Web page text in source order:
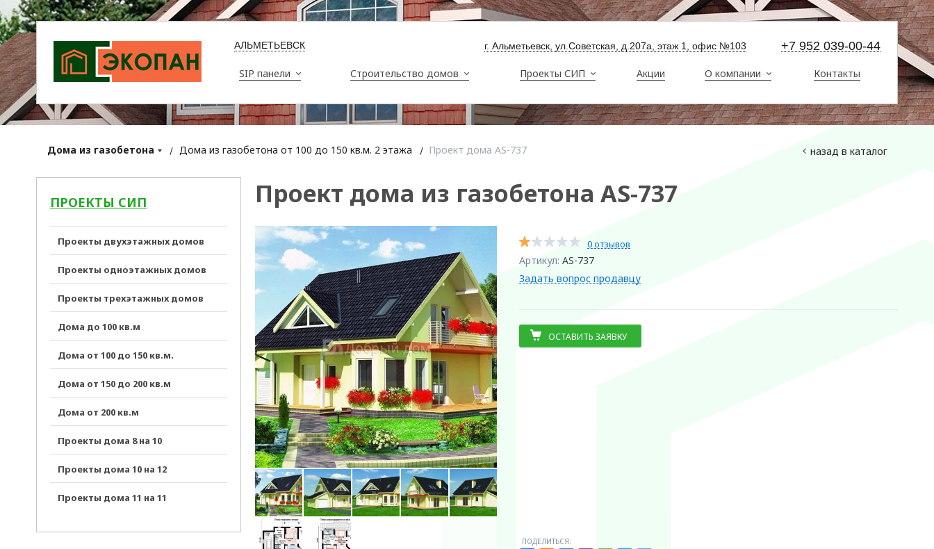
АЛЬМЕТЬЕВСК +7 952 039-00-44
г. Альметьевск, ул.Советская, д.207а, этаж 1, офис №103
SIP панели Строительство домов Проекты СИП Акции О компании Контакты
Дома из газобетона Дома из газобетона от 100 до 150 кв.м. 2 этажа Проект дома AS-737 назад в каталог
ПРОЕКТЫ СИП
Проекты двухэтажных домов
Проекты одноэтажных домов
Проекты трехэтажных домов
Дома до 100 кв.м
Дома от 100 до 150 кв.м.
Дома от 150 до 200 кв.м
Дома от 200 кв.м
Проекты дома 8 на 10
Проекты дома 10 на 12
Проекты дома 11 на 11
Проект дома из газобетона AS-737
0 отзывов
Артикул: AS-737
Задать вопрос продавцу
ОСТАВИТЬ ЗАЯВКУ
ПОДЕЛИТЬСЯ: